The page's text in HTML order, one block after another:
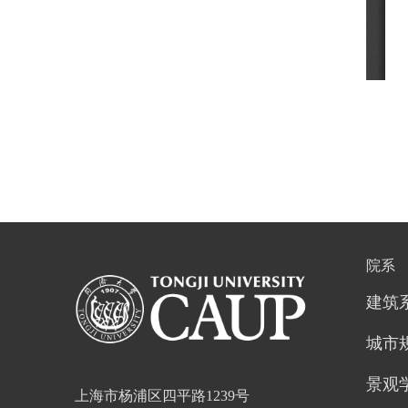
上海市杨浦区四平路1239号
院系
建筑
城市
景观